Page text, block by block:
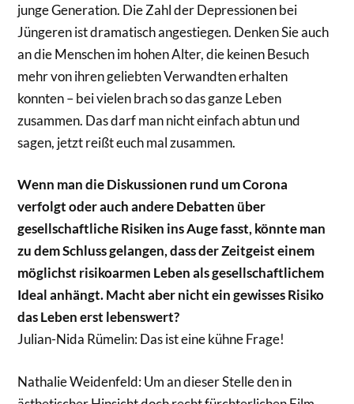
junge Generation. Die Zahl der Depressionen bei
Jüngeren ist dramatisch angestiegen. Denken Sie auch
an die Menschen im hohen Alter, die keinen Besuch
mehr von ihren geliebten Verwandten erhalten
konnten – bei vielen brach so das ganze Leben
zusammen. Das darf man nicht einfach abtun und
sagen, jetzt reißt euch mal zusammen.
Wenn man die Diskussionen rund um Corona
verfolgt oder auch andere Debatten über
gesellschaftliche Risiken ins Auge fasst, könnte man
zu dem Schluss gelangen, dass der Zeitgeist einem
möglichst risikoarmen Leben als gesellschaftlichem
Ideal anhängt. Macht aber nicht ein gewisses Risiko
das Leben erst lebenswert?
Julian-Nida Rümelin: Das ist eine kühne Frage!
Nathalie Weidenfeld: Um an dieser Stelle den in